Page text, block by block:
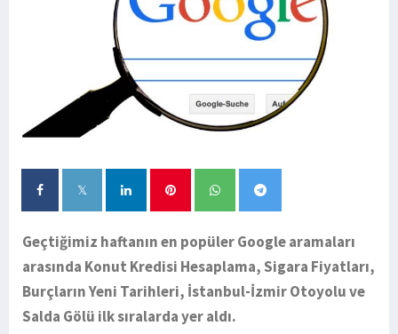
Geçtiğimiz haftanın en popüler Google aramaları
arasında Konut Kredisi Hesaplama, Sigara Fiyatları,
Burçların Yeni Tarihleri, İstanbul-İzmir Otoyolu ve
Salda Gölü ilk sıralarda yer aldı.